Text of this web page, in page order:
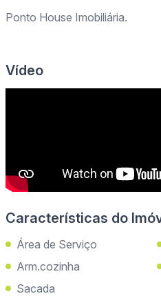
Ponto House Imobiliária.
Vídeo
Características do
Área de Serviço
Arm.cozinha
Sacada